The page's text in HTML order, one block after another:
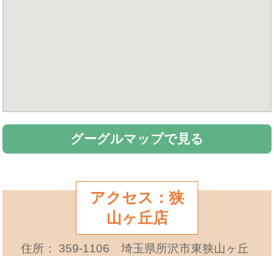
グーグルマップで見る
アクセス：狭
山ヶ丘店
住所： 359-1106 埼玉県所沢市東狭山ヶ丘